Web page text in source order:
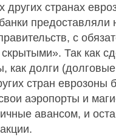
других странах
с
Так как
как долги
стран еврозоны
аэропорты и
авансом, и